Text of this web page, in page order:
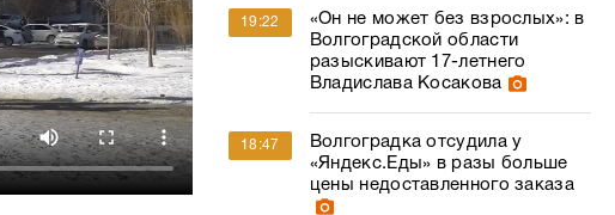
19:22
«Он не может без взрослых»: в
Волгоградской области
разыскивают 17-летнего
Владислава Косакова
18:47
Волгоградка отсудила у
«Яндекс.Еды» в разы больше
цены недоставленного заказа